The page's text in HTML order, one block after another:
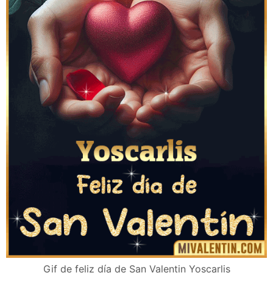
Gif de feliz día de San Valentin Yoscarlis